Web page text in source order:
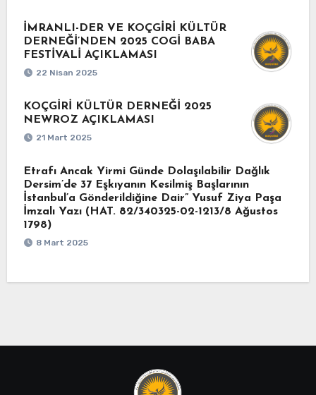
İMRANLI-DER VE KOÇGİRİ KÜLTÜR
DERNEĞİ’NDEN 2025 COGİ BABA
FESTİVALİ AÇIKLAMASI
22 Nisan 2025
KOÇGİRİ KÜLTÜR DERNEĞİ 2025
NEWROZ AÇIKLAMASI
21 Mart 2025
Etrafı Ancak Yirmi Günde Dolaşılabilir Dağlık
Dersim’de 37 Eşkıyanın Kesilmiş Başlarının
İstanbul’a Gönderildiğine Dair” Yusuf Ziya Paşa
İmzalı Yazı (HAT. 82/340325-02-1213/8 Ağustos
1798)
8 Mart 2025